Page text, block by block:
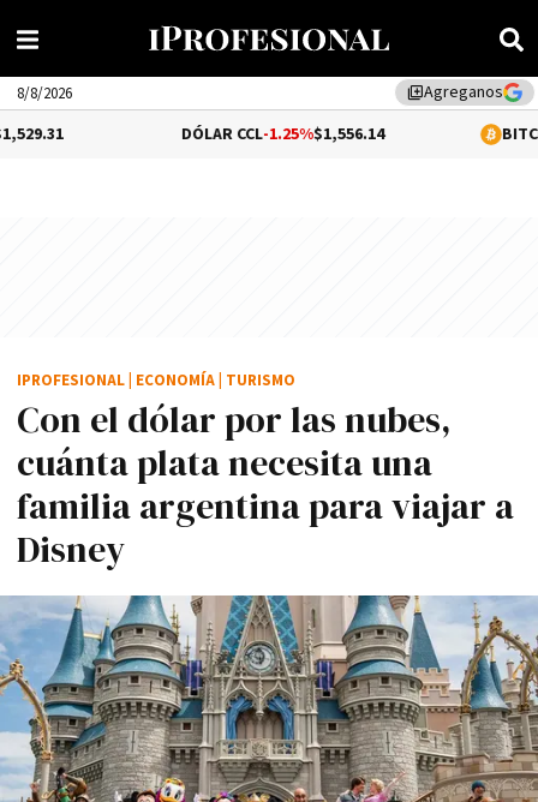
library_addAgreganos
8/8/2026
-1.25%$1,556.14 -0.02%
Con el dólar por las nubes,
cuánta plata necesita una
familia argentina para viajar a
Disney
IPROFESIONAL ECONOMÍA TURISMO